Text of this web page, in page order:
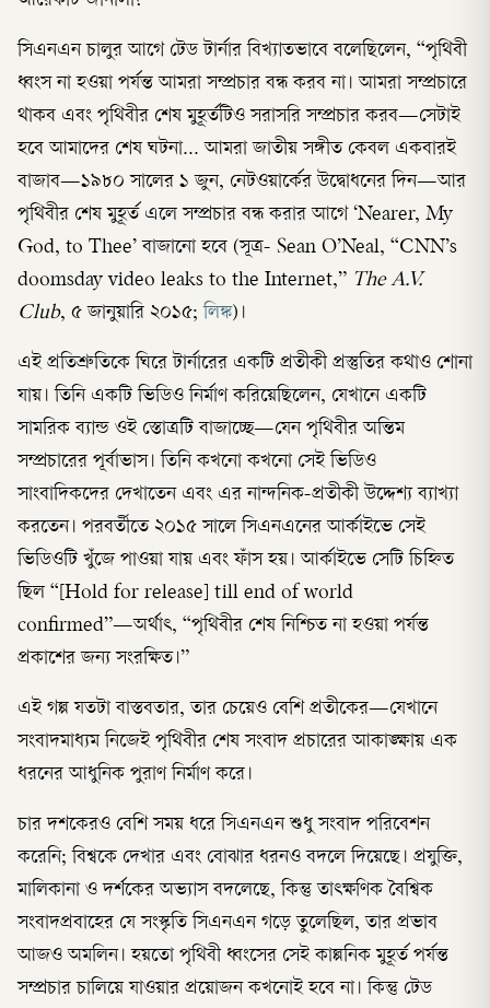
সিএনএন চালুর আগে টেড টার্নার বিখ্যাতভাবে বলেছিলেন, “পৃথিবী
ধ্বংস না হওয়া পর্যন্ত আমরা সম্প্রচার বন্ধ করব না। আমরা সম্প্রচারে
থাকব এবং পৃথিবীর শেষ মুহূর্তটিও সরাসরি সম্প্রচার করব—সেটাই
হবে আমাদের শেষ ঘটনা… আমরা জাতীয় সঙ্গীত কেবল একবারই
বাজাব—১৯৮০ সালের ১ জুন, নেটওয়ার্কের উদ্বোধনের দিন—আর
পৃথিবীর শেষ মুহূর্ত এলে সম্প্রচার বন্ধ করার আগে ‘Nearer, My
God, to Thee’ বাজানো হবে (সূত্র- Sean O’Neal, “CNN’s
doomsday video leaks to the Internet,” The A.V.
Club, ৫ জানুয়ারি ২০১৫;লিঙ্ক)।
এই প্রতিশ্রুতিকে ঘিরে টার্নারের একটি প্রতীকী প্রস্তুতির কথাও শোনা
যায়। তিনি একটি ভিডিও নির্মাণ করিয়েছিলেন, যেখানে একটি
সামরিক ব্যান্ড ওই স্তোত্রটি বাজাচ্ছে—যেন পৃথিবীর অন্তিম
সম্প্রচারের পূর্বাভাস। তিনি কখনো কখনো সেই ভিডিও
সাংবাদিকদের দেখাতেন এবং এর নান্দনিক-প্রতীকী উদ্দেশ্য ব্যাখ্যা
করতেন। পরবর্তীতে ২০১৫ সালে সিএনএনের আর্কাইভে সেই
ভিডিওটি খুঁজে পাওয়া যায় এবং ফাঁস হয়। আর্কাইভে সেটি চিহ্নিত
ছিল “[Hold for release] till end of world
confirmed”—অর্থাৎ, “পৃথিবীর শেষ নিশ্চিত না হওয়া পর্যন্ত
প্রকাশের জন্য সংরক্ষিত।”
এই গল্প যতটা বাস্তবতার, তার চেয়েও বেশি প্রতীকের—যেখানে
সংবাদমাধ্যম নিজেই পৃথিবীর শেষ সংবাদ প্রচারের আকাঙ্ক্ষায় এক
ধরনের আধুনিক পুরাণ নির্মাণ করে।
চার দশকেরও বেশি সময় ধরে সিএনএন শুধু সংবাদ পরিবেশন
করেনি; বিশ্বকে দেখার এবং বোঝার ধরনও বদলে দিয়েছে। প্রযুক্তি,
মালিকানা ও দর্শকের অভ্যাস বদলেছে, কিন্তু তাৎক্ষণিক বৈশ্বিক
সংবাদপ্রবাহের যে সংস্কৃতি সিএনএন গড়ে তুলেছিল, তার প্রভাব
আজও অমলিন। হয়তো পৃথিবী ধ্বংসের সেই কাল্পনিক মুহূর্ত পর্যন্ত
সম্প্রচার চালিয়ে যাওয়ার প্রয়োজন কখনোই হবে না। কিন্তু টেড